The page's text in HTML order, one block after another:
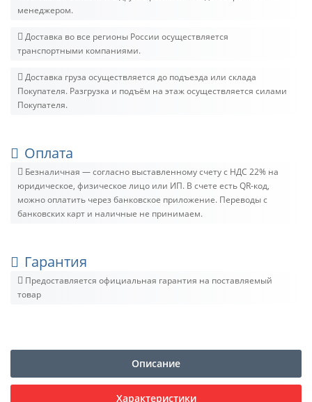
менеджером.
Доставка во все регионы России осуществляется
транспортными компаниями.
Доставка груза осуществляется до подъезда или склада
Покупателя. Разгрузка и подъём на этаж осуществляется силами
Покупателя.
Оплата
Безналичная — согласно выставленному счету c НДС 22% на
юридическое, физическое лицо или ИП. В счете есть QR-код,
можно оплатить через банковское приложение. Переводы с
банковских карт и наличные не принимаем.
Гарантия
Предоставляется официальная гарантия на поставляемый
товар
Описание
Характеристики